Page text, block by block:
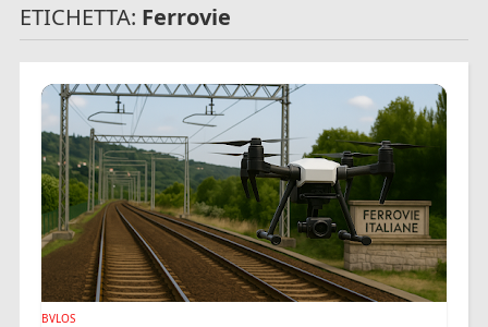
ETICHETTA: Ferrovie
BVLOS